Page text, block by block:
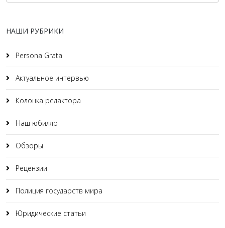
НАШИ РУБРИКИ
Persona Grata
Актуальное интервью
Колонка редактора
Наш юбиляр
Обзоры
Рецензии
Полиция государств мира
Юридические статьи